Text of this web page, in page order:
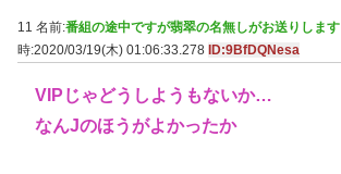
11 名前:番組の途中ですが翡翠の名無しがお送りします
時:2020/03/19(木) 01:06:33.278 ID:9BfDQNesa
VIPじゃどうしようもないか…
なんJのほうがよかったか